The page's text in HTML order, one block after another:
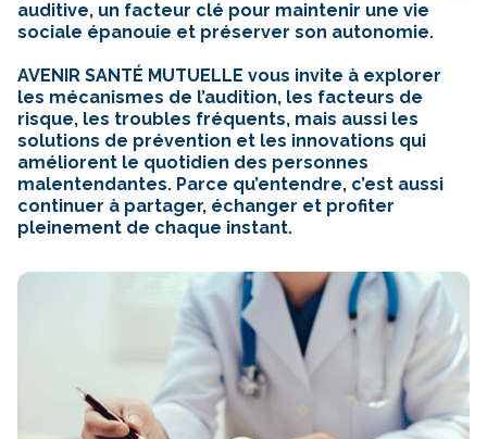
auditive, un facteur clé pour maintenir une vie
sociale épanouie et préserver son autonomie.
AVENIR SANTÉ MUTUELLE vous invite à explorer
les mécanismes de l’audition, les facteurs de
risque, les troubles fréquents, mais aussi les
solutions de prévention et les innovations qui
améliorent le quotidien des personnes
malentendantes. Parce qu’entendre, c’est aussi
continuer à partager, échanger et profiter
pleinement de chaque instant.